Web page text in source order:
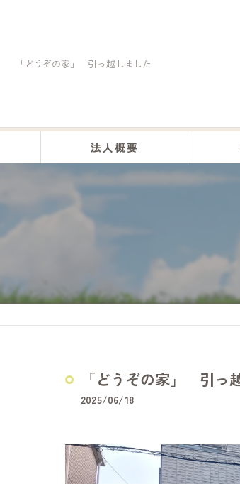
「どうぞの家」 引っ越しました
法人概要
くら
訪問介
居宅介
デイサ
ど
「どうぞの家」 引っ
2025/06/18